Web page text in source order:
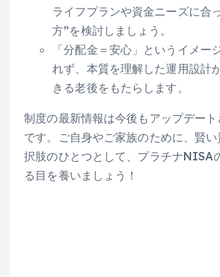
ライフプランや資金ニーズに合
方”を検討しましょう。
「分配金＝安心」というイメー
れず、本質を理解した運用設計
きる老後をもたらします。
制度の最新情報は今後もアップデー
です。ご自身やご家族のために、賢
択肢のひとつとして、プラチナNISA
る目を養いましょう！